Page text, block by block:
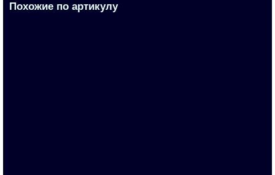
Похожие по артикулу